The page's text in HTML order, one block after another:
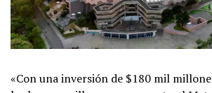
«Con una inversión de $180 mil